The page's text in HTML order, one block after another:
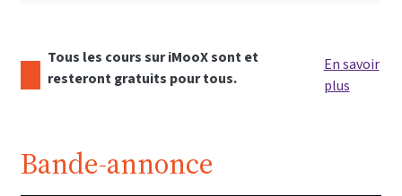
Tous les cours sur iMooX sont et
resteront gratuits pour tous.
En savoir
plus
Bande-annonce